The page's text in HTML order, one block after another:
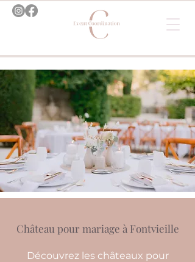
Château pour mariage à Fontvieille
Découvrez les châteaux pour